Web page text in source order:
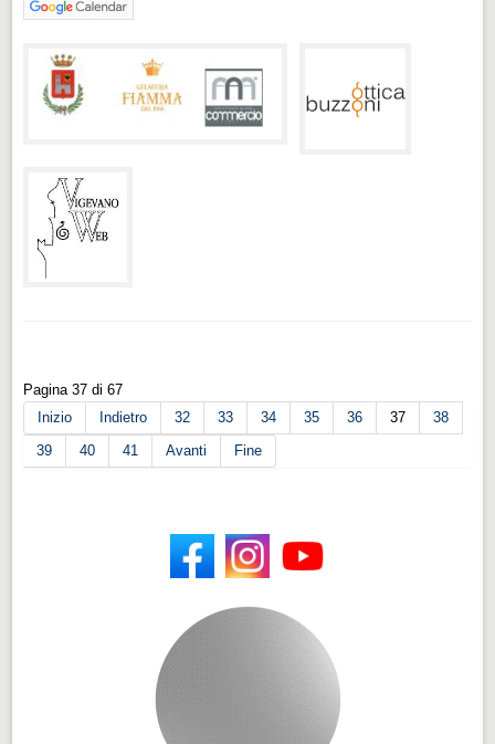
Pagina 37 di 67
Inizio
Indietro 32 33 34 35 36 37
38
39
40 41 Avanti Fine